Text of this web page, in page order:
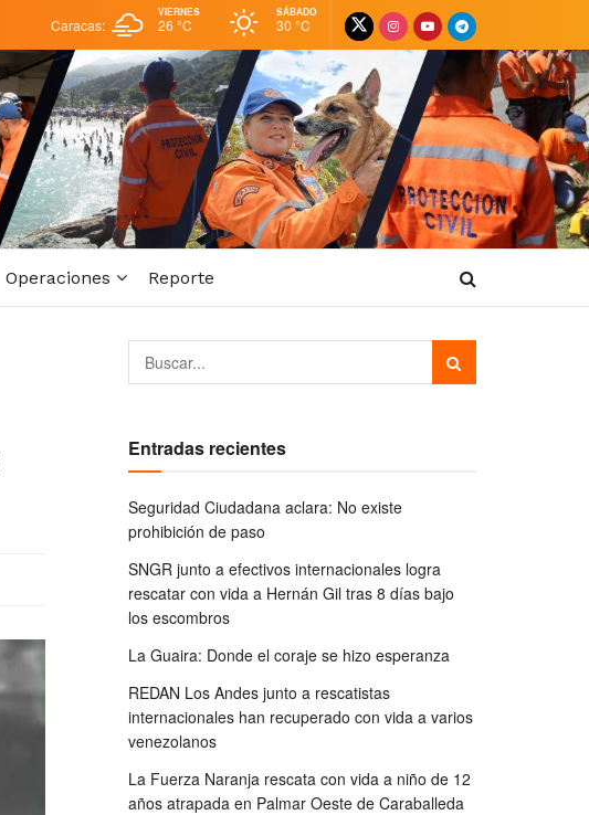
Caracas:
VIERNES
26 °C
SÁBADO
30 °C
Operaciones Reporte
Entradas recientes
Seguridad Ciudadana aclara: No existe
prohibición de paso
SNGR junto a efectivos internacionales logra
rescatar con vida a Hernán Gil tras 8 días bajo
los escombros
La Guaira: Donde el coraje se hizo esperanza
REDAN Los Andes junto a rescatistas
internacionales han recuperado con vida a varios
venezolanos
La Fuerza Naranja rescata con vida a niño de 12
años atrapada en Palmar Oeste de Caraballeda